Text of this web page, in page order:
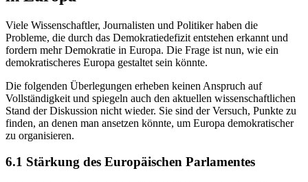
Viele Wissenschaftler, Journalisten und Politiker haben die
Probleme, die durch das Demokratiedefizit entstehen erkannt und
fordern mehr Demokratie in Europa. Die Frage ist nun, wie ein
demokratischeres Europa gestaltet sein könnte.
Die folgenden Überlegungen erheben keinen Anspruch auf
Vollständigkeit und spiegeln auch den aktuellen wissenschaftlichen
Stand der Diskussion nicht wieder. Sie sind der Versuch, Punkte zu
finden, an denen man ansetzen könnte, um Europa demokratischer
zu organisieren.
6.1 Stärkung des Europäischen Parlamentes